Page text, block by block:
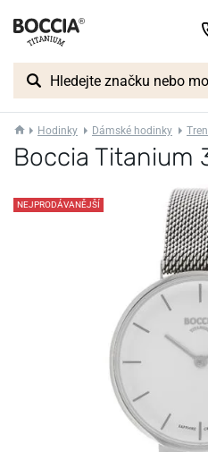
Hodinky Dámské hodinky
Boccia Titanium
NEJPRODÁVANĚJŠÍ